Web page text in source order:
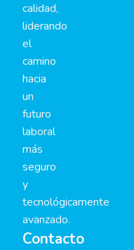
calidad,
liderando
el
camino
hacia
un
futuro
laboral
más
seguro
y
tecnológicamente
avanzado.
Contacto